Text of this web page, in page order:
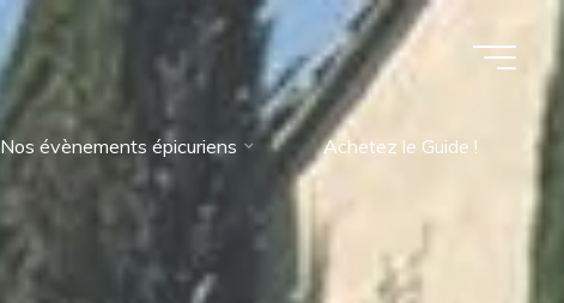
Nos évènements épicuriens Achetez le Guide !